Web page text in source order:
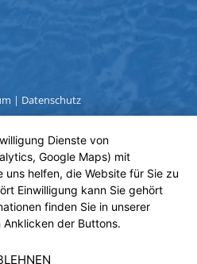
| Datenschutz
Dienste von
Google Maps) mit
helfen, die Website für Sie zu
Einwilligung kann Sie gehört
finden Sie in unserer
der Buttons.